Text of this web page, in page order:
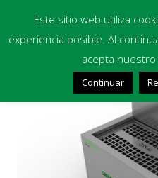
Este sitio web utiliza
experiencia posible. Al
acepta nuestro
Continuar